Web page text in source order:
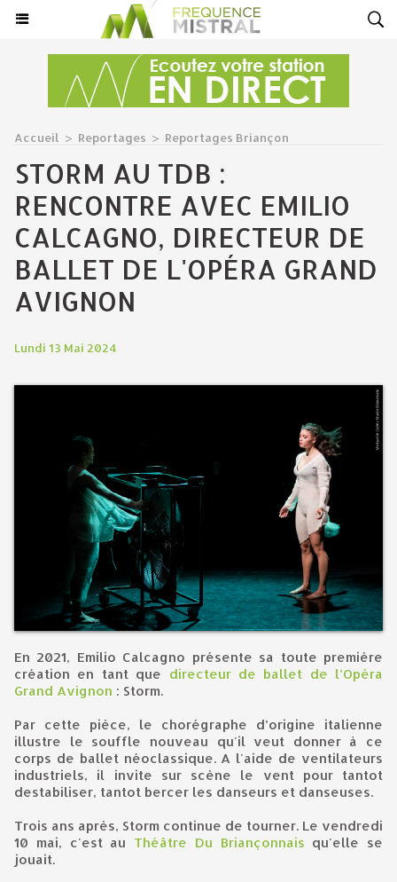
Accueil > Reportages > Reportages Briançon
STORM AU TDB :
RENCONTRE AVEC EMILIO
CALCAGNO, DIRECTEUR DE
BALLET DE L'OPÉRA GRAND
AVIGNON
Lundi 13 Mai 2024
En 2021, Emilio Calcagno présente sa toute première
création en tant que directeur de ballet de l’Opéra
Grand Avignon : Storm.
Par cette pièce, le chorégraphe d’origine italienne
illustre le souffle nouveau qu'il veut donner à ce
corps de ballet néoclassique. A l'aide de ventilateurs
industriels, il invite sur scène le vent pour tantot
destabiliser, tantot bercer les danseurs et danseuses.
Trois ans après, Storm continue de tourner. Le vendredi
10 mai, c'est au Théâtre Du Briançonnais qu'elle se
jouait.